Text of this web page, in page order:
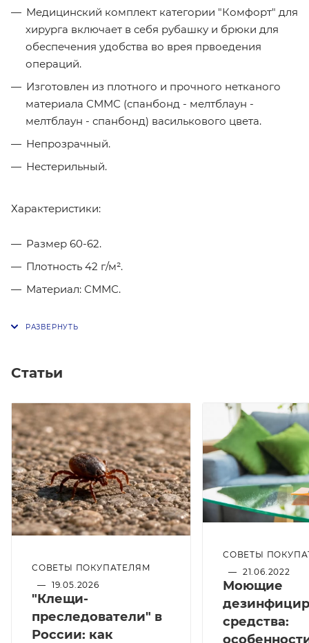
Медицинский комплект категории "Комфорт" для
хирурга включает в себя рубашку и брюки для
обеспечения удобства во врея првоедения
операций.
Изготовлен из плотного и прочного нетканого
материала СММС (спанбонд - мелтблаун -
мелтблаун - спанбонд) василькового цвета.
Непрозрачный.
Нестерильный.
Характеристики:
Размер 60-62.
Плотность 42 г/м².
Материал: СММС.
Статьи
СОВЕТЫ ПОКУПАТЕЛЯМ
— 19.05.2026
"Клещи-
преследователи" в
России: как
СОВЕТЫ
— 21.06.2022
Моющие
средства: